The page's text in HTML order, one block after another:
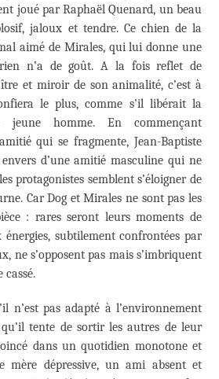
joué par Raphaël Quenard, un beau
jaloux et tendre. Ce chien de la
aimé de Mirales, qui lui donne une
n’a de goût. A la fois reflet de
et miroir de son animalité, c’est à
le plus, comme s’il libérait la
jeune homme. En commençant
qui se fragmente, Jean-Baptiste
d’une amitié masculine qui ne
protagonistes semblent s’éloigner de
Car Dog et Mirales ne sont pas les
: rares seront leurs moments de
subtilement confrontées par
ne s’opposent pas mais s’imbriquent
n’est pas adapté à l’environnement
tente de sortir les autres de leur
dans un quotidien monotone et
mère dépressive, un ami absent et